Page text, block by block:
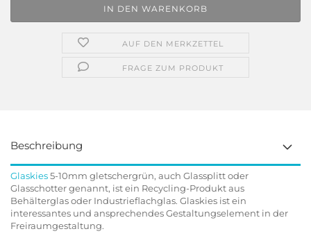
AUF DEN MERKZETTEL
FRAGE ZUM PRODUKT
Beschreibung
Glaskies5-10mm gletschergrün, auch Glassplitt oder
Glasschotter genannt, ist ein Recycling-Produkt aus
Behälterglas oder Industrieflachglas. Glaskies ist ein
interessantes und ansprechendes Gestaltungselement in der
Freiraumgestaltung.